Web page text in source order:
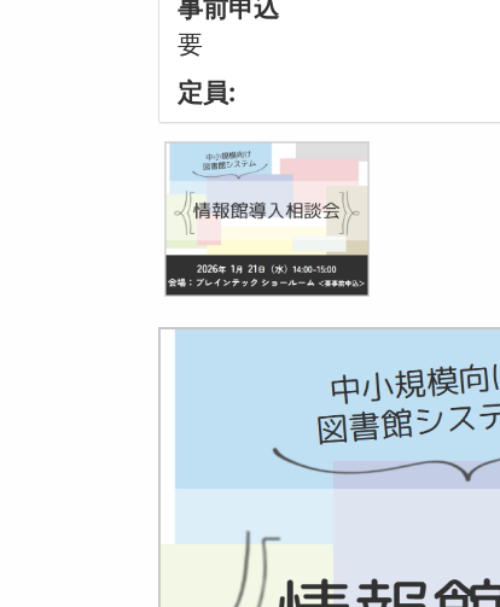
事前申込
要
定員: